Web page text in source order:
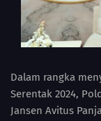
Dalam rangka
Serentak 2024,
Jansen Avitus